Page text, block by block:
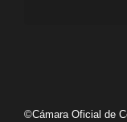
©Cámara Oficial de